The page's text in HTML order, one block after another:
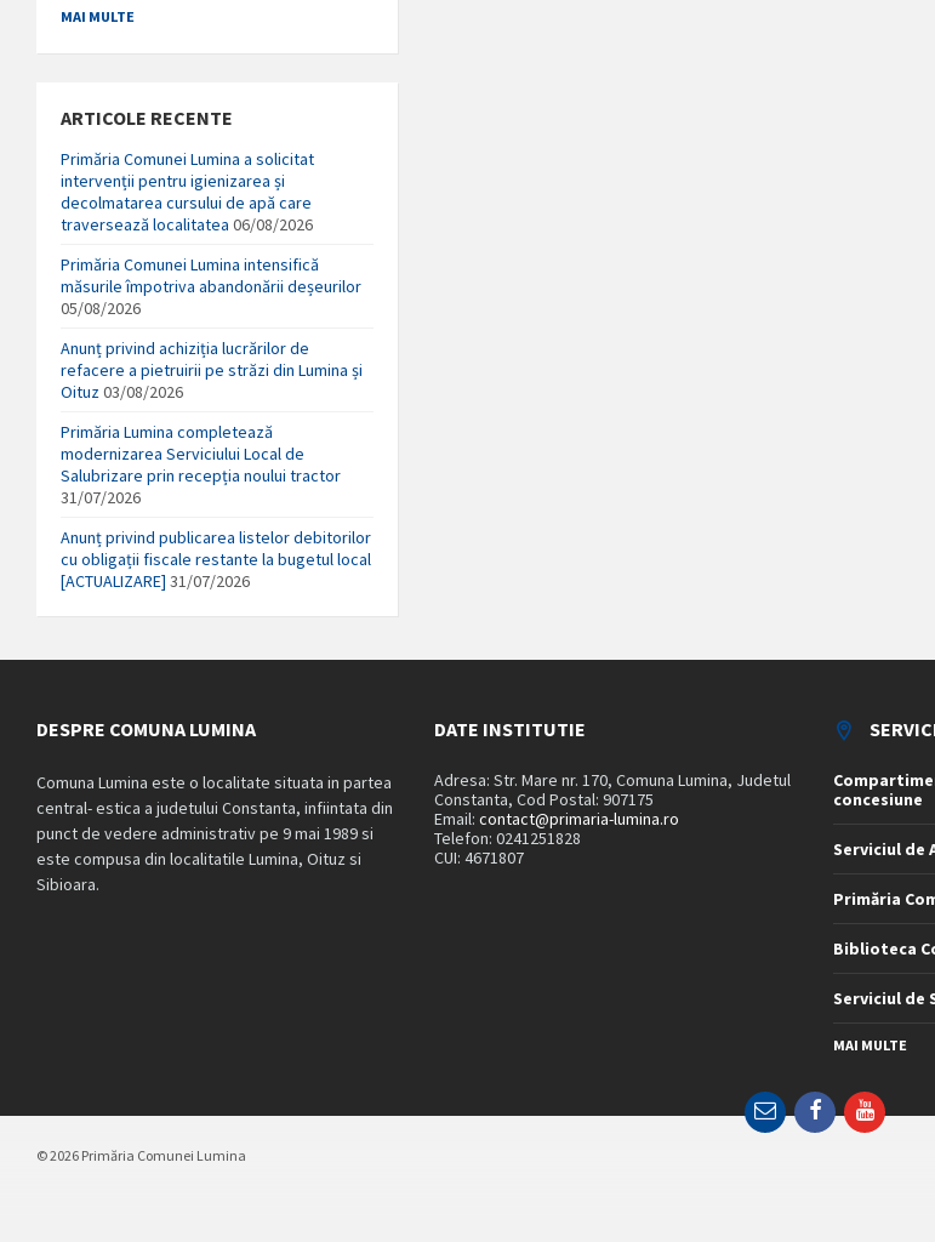
MAI MULTE
ARTICOLE RECENTE
Primăria Comunei Lumina a solicitat
intervenții pentru igienizarea și
decolmatarea cursului de apă care
traversează localitatea 06/08/2026
Primăria Comunei Lumina intensifică
măsurile împotriva abandonării deșeurilor
05/08/2026
Anunț privind achiziția lucrărilor de
refacere a pietruirii pe străzi din Lumina și
Oituz 03/08/2026
Primăria Lumina completează
modernizarea Serviciului Local de
Salubrizare prin recepția noului tractor
31/07/2026
Anunț privind publicarea listelor debitorilor
cu obligații fiscale restante la bugetul local
[ACTUALIZARE] 31/07/2026
DESPRE COMUNA LUMINA
Comuna Lumina este o localitate situata in partea
central- estica a judetului Constanta, infiintata din
punct de vedere administrativ pe 9 mai 1989 si
este compusa din localitatile Lumina, Oituz si
Sibioara.
DATE INSTITUTIE
Adresa: Str. Mare nr. 170, Comuna Lumina, Judetul
Constanta, Cod Postal: 907175
Email:contact@primaria-lumina.ro
Telefon: 0241251828
CUI: 4671807
concesiune
Serviciul de
Primăria
Biblioteca
Serviciul de
MAI MULTE
EmailFacebook
© 2026 Primăria Comunei Lumina